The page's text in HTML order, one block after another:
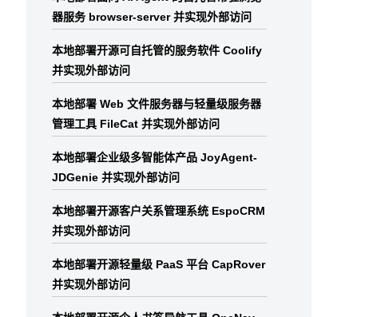
器服务 browser-server 并实现外部访问
本地部署开源可自托管的服务软件 Coolify
并实现外部访问
本地部署 Web 文件服务器与轻量级服务器
管理工具 FileCat 并实现外部访问
本地部署企业级多智能体产品 JoyAgent-
JDGenie 并实现外部访问
本地部署开源客户关系管理系统 EspoCRM
并实现外部访问
本地部署开源轻量级 PaaS 平台 CapRover
并实现外部访问